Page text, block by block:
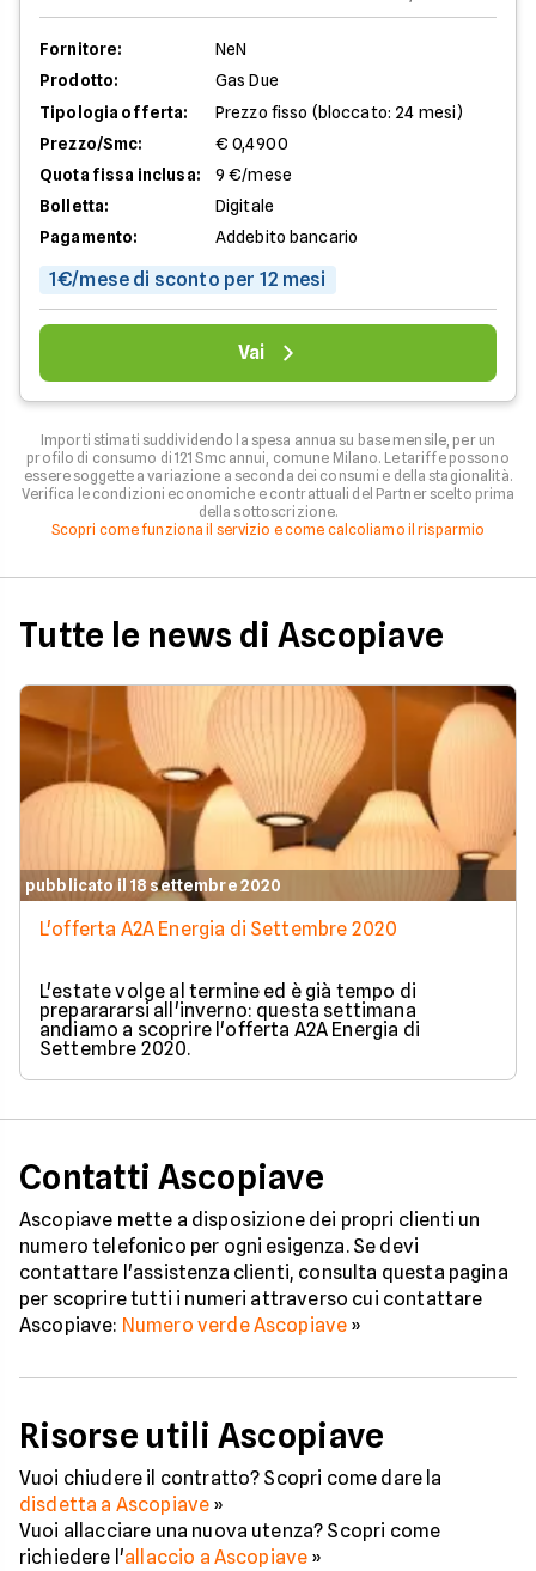
Fornitore:
NeN
Prodotto:
Gas Due
Tipologia offerta:
Prezzo fisso (bloccato: 24 mesi)
Prezzo/Smc:
€ 0,4900
Quota fissa inclusa:
9 €/mese
Bolletta:
Digitale
Pagamento:
Addebito bancario
1€/mese di sconto per 12 mesi
Vai
Importi stimati suddividendo la spesa annua su base mensile, per un
profilo di consumo di 121 Smc annui, comune Milano. Le tariffe possono
essere soggette a variazione a seconda dei consumi e della stagionalità.
Verifica le condizioni economiche e contrattuali del Partner scelto prima
della sottoscrizione.
Scopri come funziona il servizio e come calcoliamo il risparmio
Tutte le news di Ascopiave
pubblicato il 18 settembre 2020
L'offerta A2A Energia di Settembre 2020
L'estate volge al termine ed è già tempo di
preparararsi all'inverno: questa settimana
andiamo a scoprire l'offerta A2A Energia di
Settembre 2020.
Contatti Ascopiave
Ascopiave mette a disposizione dei propri clienti un
numero telefonico per ogni esigenza. Se devi
contattare l'assistenza clienti, consulta questa pagina
per scoprire tutti i numeri attraverso cui contattare
Ascopiave: Numero verde Ascopiave »
Risorse utili Ascopiave
Vuoi chiudere il contratto? Scopri come dare la
disdetta a Ascopiave »
Vuoi allacciare una nuova utenza? Scopri come
richiedere l'allaccio a Ascopiave »